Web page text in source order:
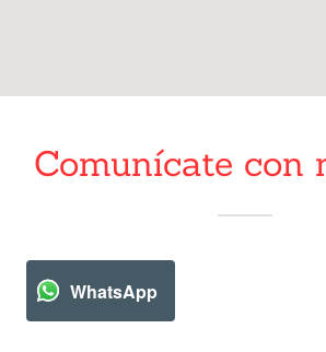
Comunícate con
WhatsApp